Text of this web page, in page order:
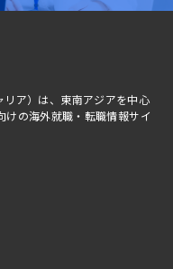
リア）は、東南アジアを中心
けの海外就職・転職情報サイ